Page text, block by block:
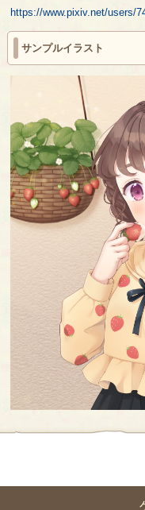
https://www.pixiv.net/users/
サンプルイラスト